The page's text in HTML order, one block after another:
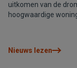
uitkomen van de
hoogwaardige
Nieuws lezen